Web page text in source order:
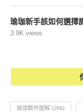
瑜珈新手該如何選擇
3.9K views
瑜珈動作圖解 (266)